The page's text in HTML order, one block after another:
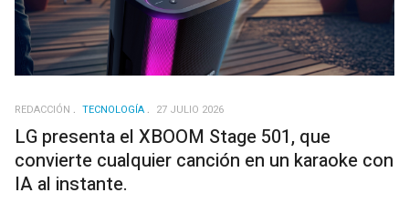
REDACCIÓN TECNOLOGÍA 27 JULIO 2026
LG presenta el XBOOM Stage 501, que
convierte cualquier canción en un karaoke con
IA al instante.